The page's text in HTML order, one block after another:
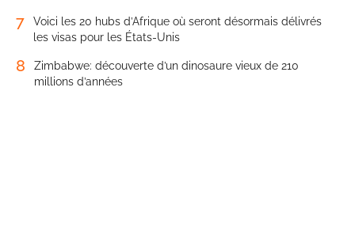
7
Voici les 20 hubs d’Afrique où seront désormais délivrés
les visas pour les États-Unis
8
Zimbabwe: découverte d’un dinosaure vieux de 210
millions d’années